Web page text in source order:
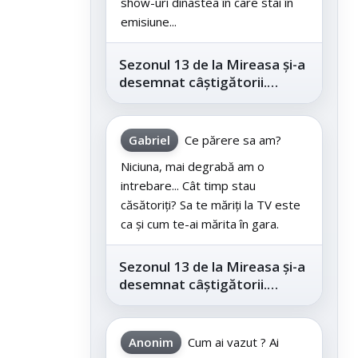
emisiune...
Sezonul 13 de la Mireasa și-a
desemnat câștigătorii.
Telespectatorii au decis care
este...
Gabriel
Ce părere sa am?
Niciuna, mai degrabă am o
intrebare... Cât timp stau
căsătoriți? Sa te măriți la TV este
ca și cum te-ai mărita în gara.
Sezonul 13 de la Mireasa și-a
desemnat câștigătorii.
Telespectatorii au decis care
este...
Anonim
Cum ai vazut ? Ai